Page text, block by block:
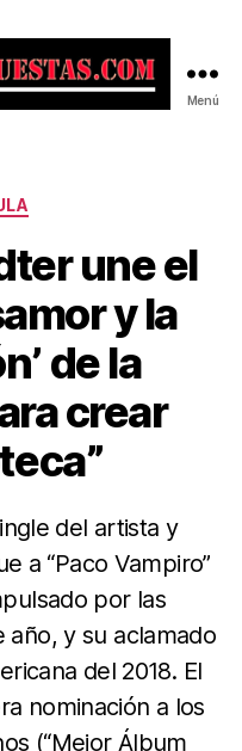
Menú
une el
y la
de la
crear
del artista y
a “Paco Vampiro”
por las
año, y su aclamado
del 2018. El
nominación a los
(“Mejor Álbum